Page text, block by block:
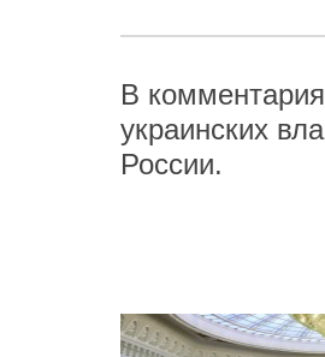
В
украинских
России.